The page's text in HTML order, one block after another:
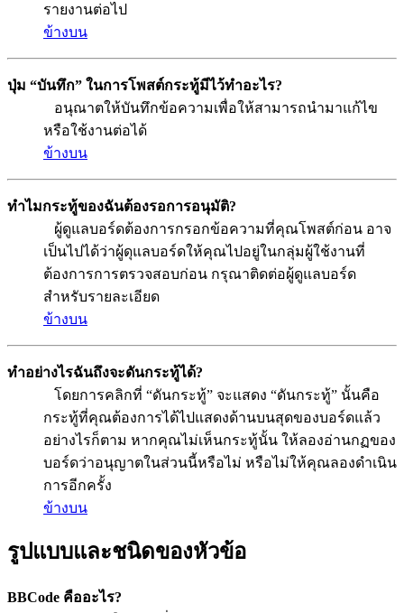
รายงานต่อไป
ข้างบน
ปุ่ม “บันทึก” ในการโพสต์กระทู้มีไว้ทำอะไร?
อนุณาตให้บันทึกข้อความเพื่อให้สามารถนำมาแก้ไข
หรือใช้งานต่อได้
ข้างบน
ทำไมกระทู้ของฉันต้องรอการอนุมัติ?
ผู้ดูแลบอร์ดต้องการกรอกข้อความที่คุณโพสต์ก่อน อาจ
เป็นไปได้ว่าผู้ดุแลบอร์ดให้คุณไปอยู่ในกลุ่มผู้ใช้งานที่
ต้องการการตรวจสอบก่อน กรุณาติดต่อผู้ดูแลบอร์ด
สำหรับรายละเอียด
ข้างบน
ทำอย่างไรฉันถึงจะดันกระทู้ได้?
โดยการคลิกที่ “ดันกระทู้” จะแสดง “ดันกระทู้” นั้นคือ
กระทู้ที่คุณต้องการได้ไปแสดงด้านบนสุดของบอร์ดแล้ว
อย่างไรก็ตาม หากคุณไม่เห็นกระทู้นั้น ให้ลองอ่านกฏของ
บอร์ดว่าอนุญาตในส่วนนี้หรือไม่ หรือไม่ให้คุณลองดำเนิน
การอีกครั้ง
ข้างบน
รูปแบบและชนิดของหัวข้อ
BBCode คืออะไร?